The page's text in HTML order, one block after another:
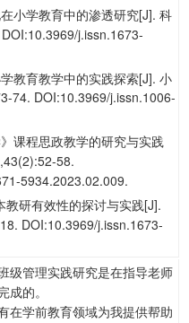
小学教育中的渗透研究[J]. 科
j.issn.1673-
教育教学中的实践探索[J]. 小
74. DOI:10.3969/j.issn.1006-
课程思政教学的研究与实践
58.
5934.2023.02.009.
研有效性的探讨与实践[J].
DOI:10.3969/j.issn.1673-
级管理实践研究是在指导老师
的。
在学前教育领域为我提供帮助